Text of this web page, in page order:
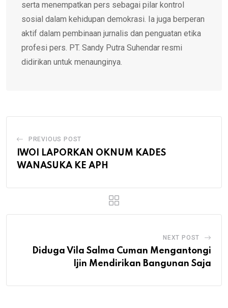
serta menempatkan pers sebagai pilar kontrol
sosial dalam kehidupan demokrasi. Ia juga berperan
aktif dalam pembinaan jurnalis dan penguatan etika
profesi pers. PT. Sandy Putra Suhendar resmi
didirikan untuk menaunginya.
PREVIOUS POST
IWOI LAPORKAN OKNUM KADES
WANASUKA KE APH
NEXT POST
Diduga Vila Salma Cuman Mengantongi
Ijin Mendirikan Bangunan Saja